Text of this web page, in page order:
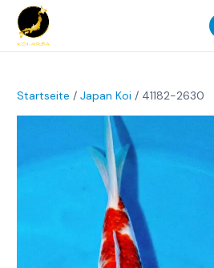
Startseite /Japan Koi / 41182-2630